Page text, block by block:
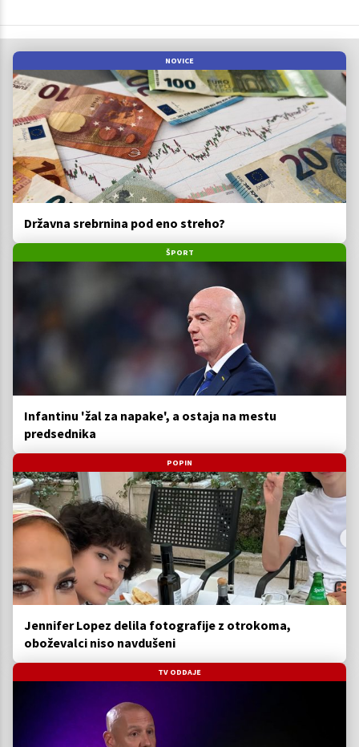
NOVICE
Državna srebrnina pod eno streho?
ŠPORT
Infantinu 'žal za napake', a ostaja na mestu
predsednika
POPIN
Jennifer Lopez delila fotografije z otrokoma,
oboževalci niso navdušeni
TV ODDAJE